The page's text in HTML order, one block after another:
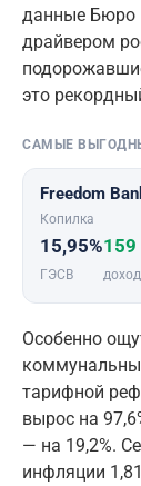
данные Бюро
драйвером
это
САМЫЕ
Freedom
Копилка
15,95%
ГЭСВ
159
Особенно
тарифной
вырос на
— на 19,2%.
инфляции